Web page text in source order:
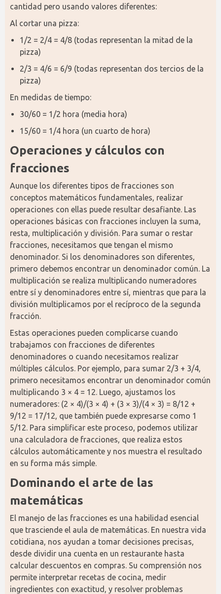
cantidad pero usando valores diferentes:
Al cortar una pizza:
1/2 = 2/4 = 4/8 (todas representan la mitad de la
pizza)
2/3 = 4/6 = 6/9 (todas representan dos tercios de la
pizza)
En medidas de tiempo:
30/60 = 1/2 hora (media hora)
15/60 = 1/4 hora (un cuarto de hora)
Operaciones y cálculos con
fracciones
Aunque los diferentes tipos de fracciones son
conceptos matemáticos fundamentales, realizar
operaciones con ellas puede resultar desafiante. Las
operaciones básicas con fracciones incluyen la suma,
resta, multiplicación y división. Para sumar o restar
fracciones, necesitamos que tengan el mismo
denominador. Si los denominadores son diferentes,
primero debemos encontrar un denominador común. La
multiplicación se realiza multiplicando numeradores
entre sí y denominadores entre sí, mientras que para la
división multiplicamos por el recíproco de la segunda
fracción.
Estas operaciones pueden complicarse cuando
trabajamos con fracciones de diferentes
denominadores o cuando necesitamos realizar
múltiples cálculos. Por ejemplo, para sumar 2/3 + 3/4,
primero necesitamos encontrar un denominador común
multiplicando 3 × 4 = 12. Luego, ajustamos los
numeradores: (2 × 4)/(3 × 4) + (3 × 3)/(4 × 3) = 8/12 +
9/12 = 17/12, que también puede expresarse como 1
5/12. Para simplificar este proceso, podemos utilizar
una calculadora de fracciones, que realiza estos
cálculos automáticamente y nos muestra el resultado
en su forma más simple.
Dominando el arte de las
matemáticas
El manejo de las fracciones es una habilidad esencial
que trasciende el aula de matemáticas. En nuestra vida
cotidiana, nos ayudan a tomar decisiones precisas,
desde dividir una cuenta en un restaurante hasta
calcular descuentos en compras. Su comprensión nos
permite interpretar recetas de cocina, medir
ingredientes con exactitud, y resolver problemas